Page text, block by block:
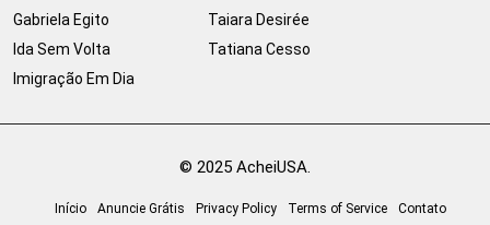
Gabriela Egito
Ida Sem Volta
Imigração Em Dia
Taiara Desirée
Tatiana Cesso
© 2025 AcheiUSA.
Início Anuncie Grátis Privacy Policy Terms of Service Contato